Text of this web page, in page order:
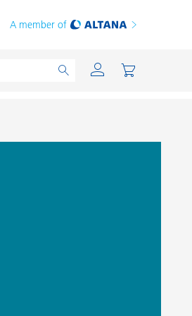
A member of